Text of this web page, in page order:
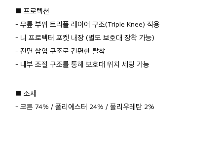
■ 프로텍션
- 무릎 부위 트리플 레이어 구조(Triple Knee) 적용
- 니 프로텍터 포켓 내장 (별도 보호대 장착 가능)
- 전면 삽입 구조로 간편한 탈착
- 내부 조절 구조를 통해 보호대 위치 세팅 가능
■ 소재
- 코튼 74% / 폴리에스터 24% / 폴리우레탄 2%